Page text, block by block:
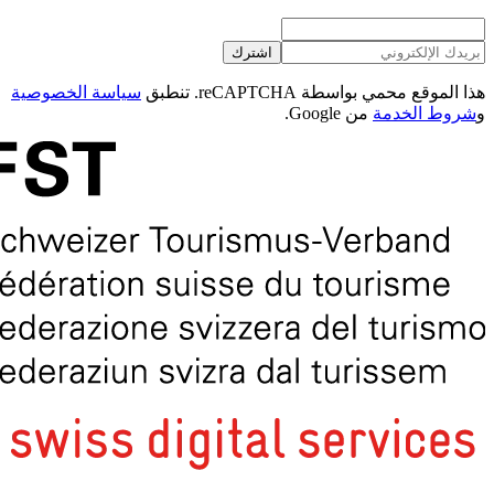
اشترك
هذا الموقع محمي بواسطة reCAPTCHA. تنطبق
سياسة الخصوصية
وشروط الخدمة من Google.